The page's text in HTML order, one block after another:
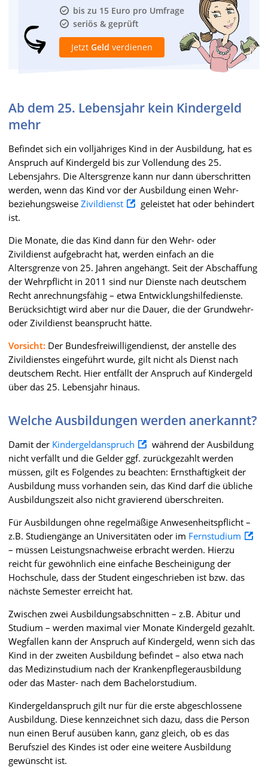
bis zu 15 Euro pro Umfrage
seriös & geprüft
Jetzt Geld verdienen
Ab dem 25. Lebensjahr kein Kindergeld
mehr
Befindet sich ein volljähriges Kind in der Ausbildung, hat es
Anspruch auf Kindergeld bis zur Vollendung des 25.
Lebensjahrs. Die Altersgrenze kann nur dann überschritten
werden, wenn das Kind vor der Ausbildung einen Wehr-
beziehungsweise Zivildienst
geleistet hat oder behindert
ist.
Die Monate, die das Kind dann für den Wehr- oder
Zivildienst aufgebracht hat, werden einfach an die
Altersgrenze von 25. Jahren angehängt. Seit der Abschaffung
der Wehrpflicht in 2011 sind nur Dienste nach deutschem
Recht anrechnungsfähig – etwa Entwicklungshilfedienste.
Berücksichtigt wird aber nur die Dauer, die der Grundwehr-
oder Zivildienst beansprucht hätte.
Vorsicht: Der Bundesfreiwilligendienst, der anstelle des
Zivildienstes eingeführt wurde, gilt nicht als Dienst nach
deutschem Recht. Hier entfällt der Anspruch auf Kindergeld
über das 25. Lebensjahr hinaus.
Welche Ausbildungen werden anerkannt?
Damit der Kindergeldanspruch
während der Ausbildung
nicht verfällt und die Gelder ggf. zurückgezahlt werden
müssen, gilt es Folgendes zu beachten: Ernsthaftigkeit der
Ausbildung muss vorhanden sein, das Kind darf die übliche
Ausbildungszeit also nicht gravierend überschreiten.
Für Ausbildungen ohne regelmäßige Anwesenheitspflicht –
z.B. Studiengänge an Universitäten oder im Fernstudium
– müssen Leistungsnachweise erbracht werden. Hierzu
reicht für gewöhnlich eine einfache Bescheinigung der
Hochschule, dass der Student eingeschrieben ist bzw. das
nächste Semester erreicht hat.
Zwischen zwei Ausbildungsabschnitten – z.B. Abitur und
Studium – werden maximal vier Monate Kindergeld gezahlt.
Wegfallen kann der Anspruch auf Kindergeld, wenn sich das
Kind in der zweiten Ausbildung befindet – also etwa nach
das Medizinstudium nach der Krankenpflegerausbildung
oder das Master- nach dem Bachelorstudium.
Kindergeldanspruch gilt nur für die erste abgeschlossene
Ausbildung. Diese kennzeichnet sich dazu, dass die Person
nun einen Beruf ausüben kann, ganz gleich, ob es das
Berufsziel des Kindes ist oder eine weitere Ausbildung
gewünscht ist.